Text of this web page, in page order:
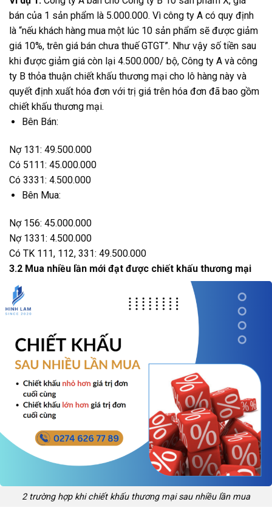
bán của 1 sản phẩm là 5.000.000. Vì công ty A có quy định
là “nếu khách hàng mua một lúc 10 sản phẩm sẽ được giảm
giá 10%, trên giá bán chưa thuế GTGT”. Như vậy số tiền sau
khi được giảm giá còn lại 4.500.000/ bộ, Công ty A và công
ty B thỏa thuận chiết khấu thương mại cho lô hàng này và
quyết định xuất hóa đơn với trị giá trên hóa đơn đã bao gồm
chiết khấu thương mại.
Bên Bán:
Nợ 131: 49.500.000
Có 5111: 45.000.000
Có 3331: 4.500.000
Bên Mua:
Nợ 156: 45.000.000
Nợ 1331: 4.500.000
Có TK 111, 112, 331: 49.500.000
3.2 Mua nhiều lần mới đạt được chiết khấu thương mại
2 trường hợp khi chiết khấu thương mại sau nhiều lần mua